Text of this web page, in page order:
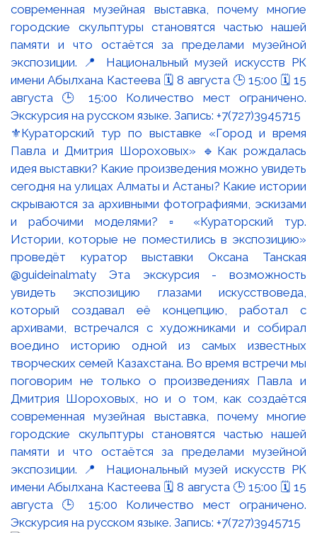
⚜️Кураторский тур по выставке «Город и время
Павла и Дмитрия Шороховых» 🔹Как рождалась
идея выставки? Какие произведения можно увидеть
сегодня на улицах Алматы и Астаны? Какие истории
скрываются за архивными фотографиями, эскизами
и рабочими моделями? ▫️ «Кураторский тур.
Истории, которые не поместились в экспозицию»
проведёт куратор выставки Оксана Танская
@guideinalmaty Эта экскурсия - возможность
увидеть экспозицию глазами искусствоведа,
который создавал её концепцию, работал с
архивами, встречался с художниками и собирал
воедино историю одной из самых известных
творческих семей Казахстана. Во время встречи мы
поговорим не только о произведениях Павла и
Дмитрия Шороховых, но и о том, как создаётся
современная музейная выставка, почему многие
городские скульптуры становятся частью нашей
памяти и что остаётся за пределами музейной
экспозиции. 📍 Национальный музей искусств РК
имени Абылхана Кастеева 🗓 8 августа 🕒 15:00 🗓 15
августа 🕒 15:00 Количество мест ограничено.
Экскурсия на русском языке. Запись: +7(727)3945715